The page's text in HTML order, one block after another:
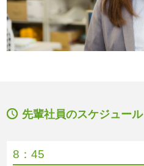
先輩社員のスケジュール
8：45